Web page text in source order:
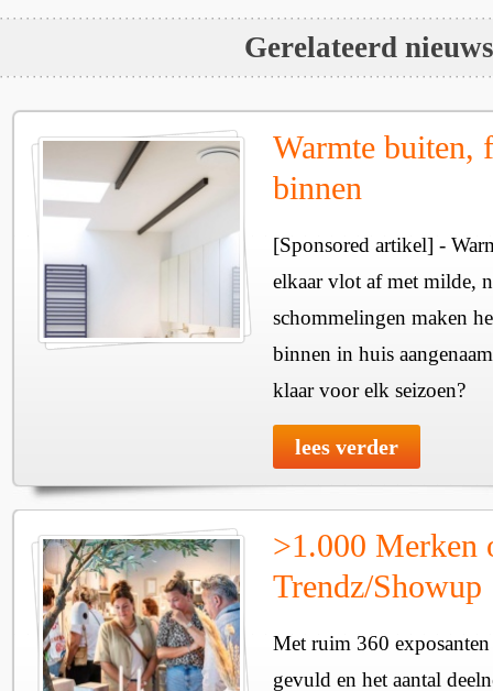
Gerelateerd nieuws
Warmte buiten,
binnen
[Sponsored artikel] -
elkaar vlot af met milde,
schommelingen maken
binnen in huis
klaar voor elk seizoen?
lees verder
>1.000 Merken
Trendz/Showup
Met ruim 360
gevuld en het aantal